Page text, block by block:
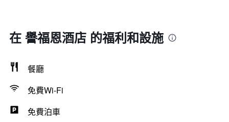
在 譽福恩酒店 的福利和設施
餐廳
免費Wi-Fi
免費泊車